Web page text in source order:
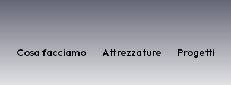
Cosa facciamo Attrezzature Progetti